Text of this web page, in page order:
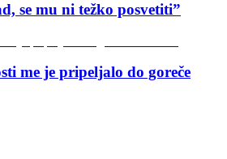
se mu ni težko posvetiti”
me je pripeljalo do goreče